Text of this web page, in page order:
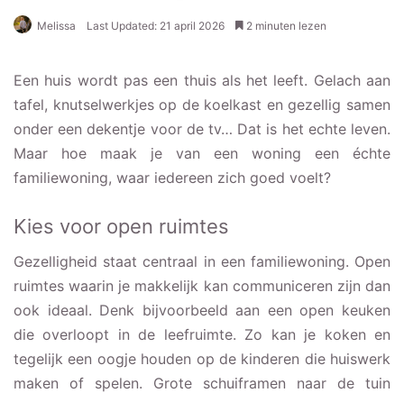
Melissa Last Updated: 21 april 2026 2 minuten lezen
Een huis wordt pas een thuis als het leeft. Gelach aan
tafel, knutselwerkjes op de koelkast en gezellig samen
onder een dekentje voor de tv… Dat is het echte leven.
Maar hoe maak je van een woning een échte
familiewoning, waar iedereen zich goed voelt?
Kies voor open ruimtes
Gezelligheid staat centraal in een familiewoning. Open
ruimtes waarin je makkelijk kan communiceren zijn dan
ook ideaal. Denk bijvoorbeeld aan een open keuken
die overloopt in de leefruimte. Zo kan je koken en
tegelijk een oogje houden op de kinderen die huiswerk
maken of spelen. Grote schuiframen naar de tuin